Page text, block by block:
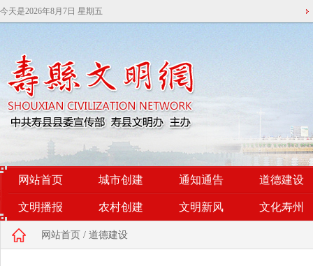
今天是2026年8月7日 星期五
网站首页 城市创建 通知通告 道德建设
文明播报 农村创建 文明新风 文化寿州
网站首页 / 道德建设